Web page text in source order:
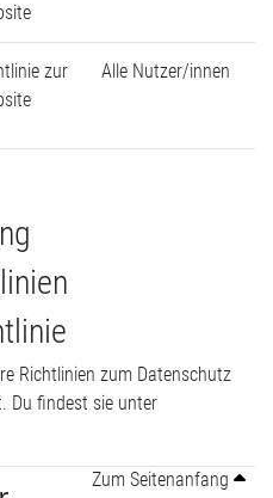
zur
Alle Nutzer/innen
Richtlinien zum Datenschutz
Du findest sie unter
Zum Seitenanfang